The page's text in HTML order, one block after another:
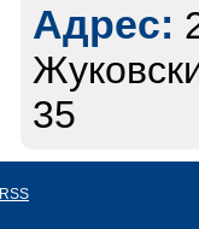
Адрес:
35
RSS